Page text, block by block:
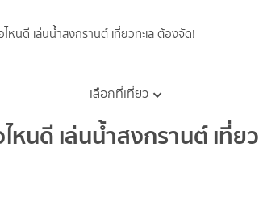
นดี เล่นน้ำสงกรานต์ เที่ยวทะเล ต้องจัด!
เลือกที่เที่ยว
หนดี เล่นน้ำสงกรานต์ เที่ยว